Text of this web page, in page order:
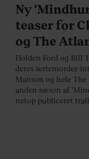
Ny
teaser for
og The
Holden Ford og Bill
deres seriemorder-
Manson og hele
anden sæson af
netop publiceret